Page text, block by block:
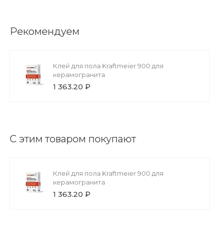
Рекомендуем
Клей для пола Kraftmeier 900 для
керамогранита
1 363.20 ₽
С этим товаром покупают
Клей для пола Kraftmeier 900 для
керамогранита
1 363.20 ₽